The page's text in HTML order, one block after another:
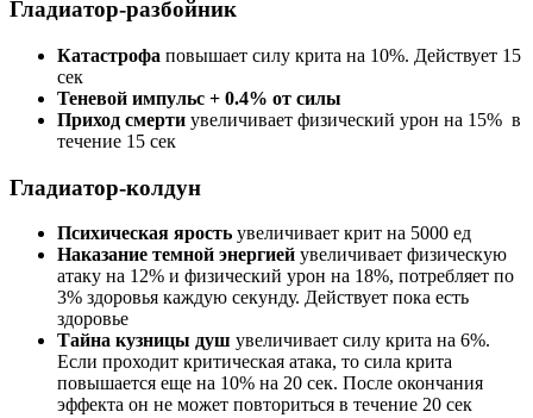
Гладиатор-разбойник
Катастрофа повышает силу крита на 10%. Действует 15
сек
Теневой импульс + 0.4% от силы
Приход смерти увеличивает физический урон на 15% в
течение 15 сек
Гладиатор-колдун
Психическая ярость увеличивает крит на 5000 ед
Наказание темной энергией увеличивает физическую
атаку на 12% и физический урон на 18%, потребляет по
3% здоровья каждую секунду. Действует пока есть
здоровье
Тайна кузницы душ увеличивает силу крита на 6%.
Если проходит критическая атака, то сила крита
повышается еще на 10% на 20 сек. После окончания
эффекта он не может повториться в течение 20 сек